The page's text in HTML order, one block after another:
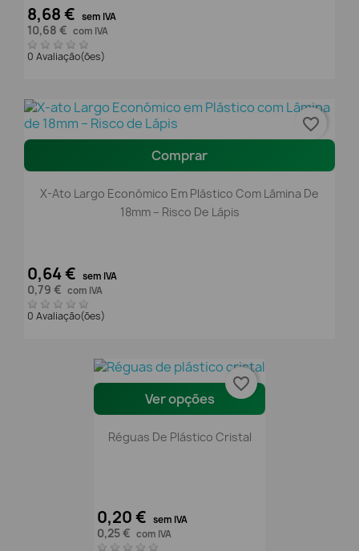
8,68 € sem IVA
10,68 € com IVA
0 Avaliação(ões)
Comprar
X-Ato Largo Económico Em Plástico Com Lâmina De
18mm – Risco De Lápis
0,64 € sem IVA
0,79 € com IVA
0 Avaliação(ões)
favorite_border
Ver opções
Réguas De Plástico Cristal
0,20 € sem IVA
0,25 € com IVA
favorite_border